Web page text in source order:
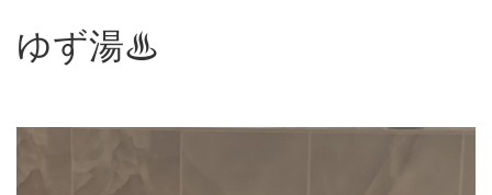
ゆず湯♨